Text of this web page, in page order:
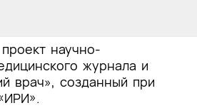
научно-
журнала и
врач», созданный при